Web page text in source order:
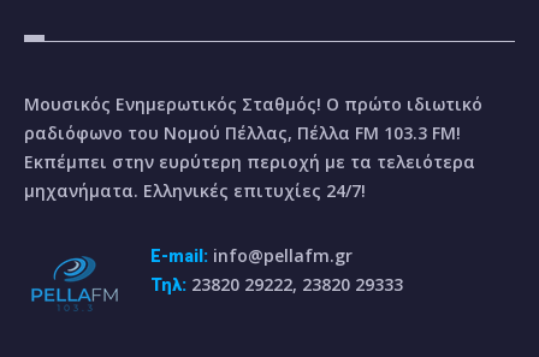
Μουσικός Ενημερωτικός Σταθμός! Ο πρώτο ιδιωτικό
ραδιόφωνο του Νομού Πέλλας, Πέλλα FM 103.3 FM!
Εκπέμπει στην ευρύτερη περιοχή με τα τελειότερα
μηχανήματα. Ελληνικές επιτυχίες 24/7!
E-mail: info@pellafm.gr
Τηλ: 23820 29222, 23820 29333